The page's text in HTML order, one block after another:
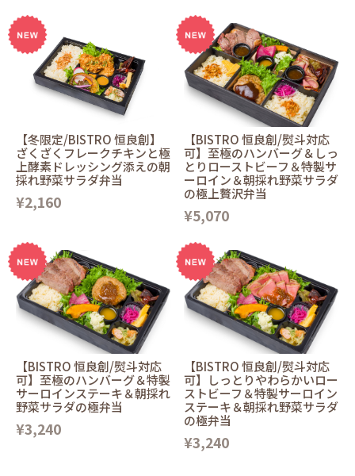
【冬限定/BISTRO 恒良創】
ざくざくフレークチキンと極
上酵素ドレッシング添えの朝
採れ野菜サラダ弁当
¥2,160
【BISTRO 恒良創/熨斗対応
可】至極のハンバーグ＆しっ
とりローストビーフ＆特製サ
ーロイン＆朝採れ野菜サラダ
の極上贅沢弁当
¥5,070
【BISTRO 恒良創/熨斗対応
可】至極のハンバーグ＆特製
サーロインステーキ＆朝採れ
野菜サラダの極弁当
¥3,240
【BISTRO 恒良創/熨斗対応
可】しっとりやわらかいロー
ストビーフ＆特製サーロイン
ステーキ＆朝採れ野菜サラダ
の極弁当
¥3,240